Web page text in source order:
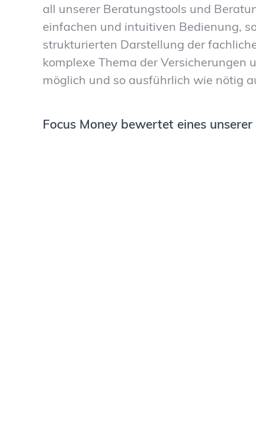
all unserer Beratungstools und
einfachen und intuitiven Bedienung,
strukturierten Darstellung der
komplexe Thema der Versicherungen
möglich und so ausführlich wie nötig
Focus Money bewertet eines